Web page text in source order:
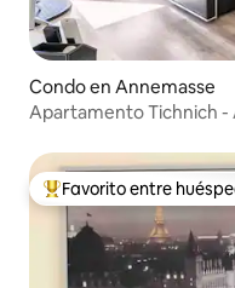
Condo en Annemasse
Apartamento Tichnich -
Favorito entre
Favorito entre